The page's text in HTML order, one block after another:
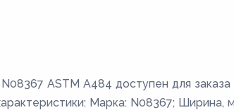
ASTM A484 доступен для
Марка: N08367; Ширина,